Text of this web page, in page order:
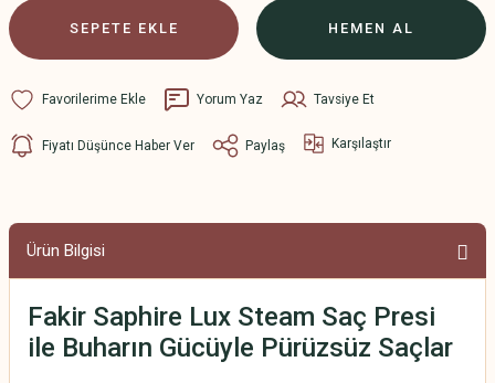
SEPETE EKLE HEMEN AL
Yorum Yaz Tavsiye Et
Fiyatı Düşünce Haber Ver Paylaş Karşılaştır
Ürün Bilgisi
Fakir Saphire Lux Steam Saç Presi
ile Buharın Gücüyle Pürüzsüz Saçlar